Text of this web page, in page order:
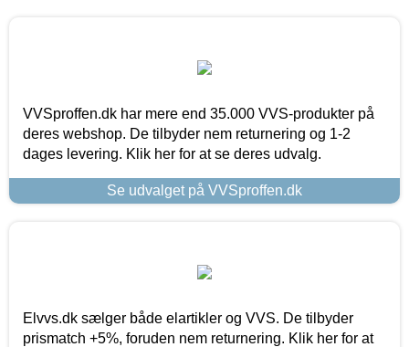
VVSproffen.dk har mere end 35.000 VVS-produkter på
deres webshop. De tilbyder nem returnering og 1-2
dages levering. Klik her for at se deres udvalg.
Se udvalget på VVSproffen.dk
Elvvs.dk sælger både elartikler og VVS. De tilbyder
prismatch +5%, foruden nem returnering. Klik her for at